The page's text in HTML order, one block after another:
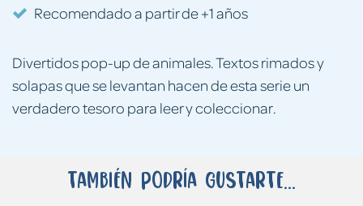
Divertidos pop-up de animales. Textos rimados y
solapas que se levantan hacen de esta serie un
verdadero tesoro para leer y coleccionar.
Recomendado a partir de +1 años
También podría gustarte...